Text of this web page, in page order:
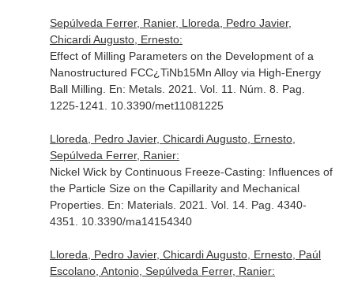
Sepúlveda Ferrer, Ranier, Lloreda, Pedro Javier,
Chicardi Augusto, Ernesto:
Effect of Milling Parameters on the Development of a
Nanostructured FCC¿TiNb15Mn Alloy via High-Energy
Ball Milling. En: Metals. 2021. Vol. 11. Núm. 8. Pag.
1225-1241. 10.3390/met11081225
Lloreda, Pedro Javier, Chicardi Augusto, Ernesto,
Sepúlveda Ferrer, Ranier:
Nickel Wick by Continuous Freeze-Casting: Influences of
the Particle Size on the Capillarity and Mechanical
Properties. En: Materials. 2021. Vol. 14. Pag. 4340-
4351. 10.3390/ma14154340
Lloreda, Pedro Javier, Chicardi Augusto, Ernesto, Paúl
Escolano, Antonio, Sepúlveda Ferrer, Ranier: